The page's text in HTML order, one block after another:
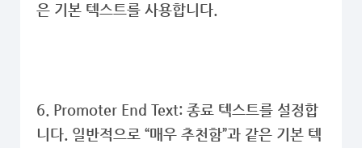
은 기본 텍스트를 사용합니다.
6. Promoter End Text: 종료 텍스트를 설정합
니다. 일반적으로 “매우 추천함”과 같은 기본 텍